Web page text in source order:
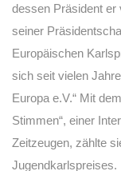
dessen Präsident er
seiner
Europäischen
sich seit vielen
Europa e.V.“ Mit
Stimmen“, einer
Zeitzeugen, zählte
Jugendkarlspreises.